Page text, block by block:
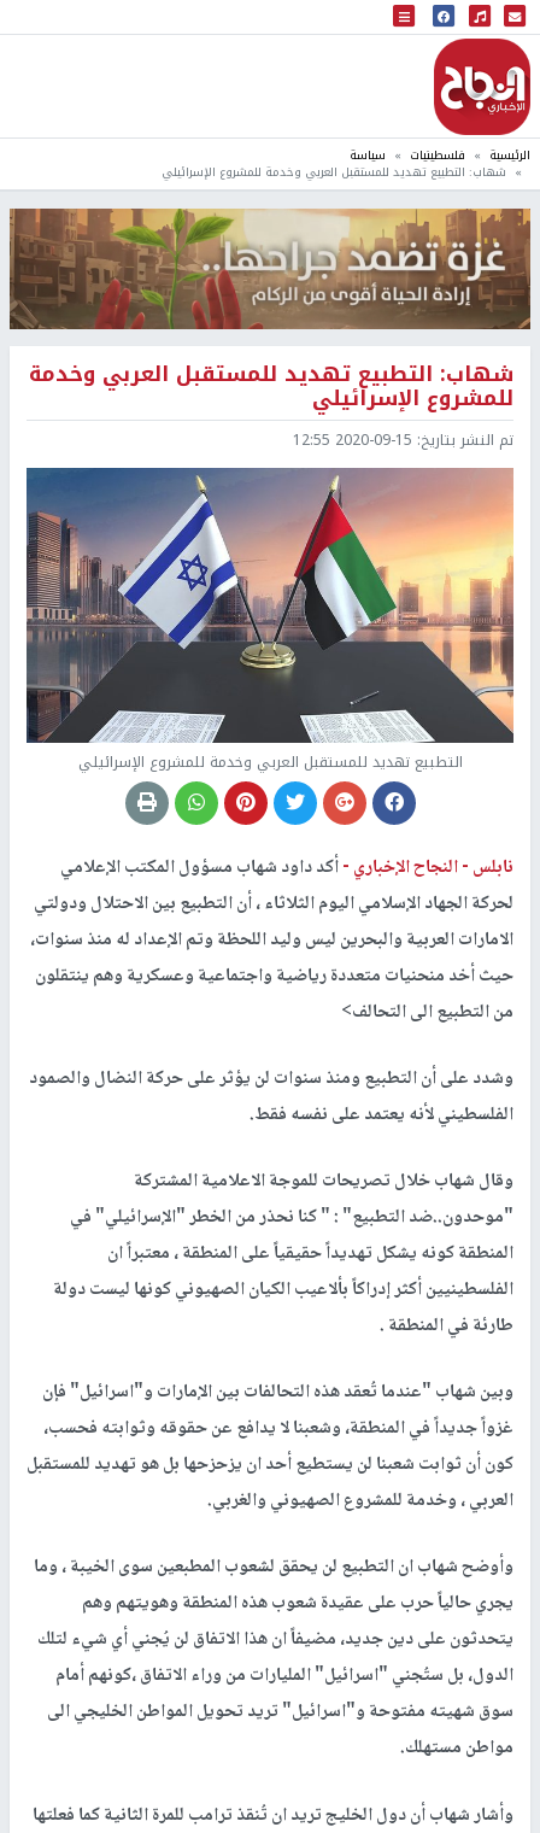
البث المباشر
إذاعة النجاح
الرئيسية فلسطينيات سياسة
شهاب: التطبيع تهديد للمستقبل العربي وخدمة للمشروع الإسرائيلي
شهاب: التطبيع تهديد للمستقبل العربي وخدمة
للمشروع الإسرائيلي
تم النشر بتاريخ: 2020-09-15 12:55
التطبيع تهديد للمستقبل العربي وخدمة للمشروع الإسرائيلي
نابلس -النجاح الإخباري -أكد داود شهاب مسؤول المكتب الإعلامي
لحركة الجهاد الإسلامي اليوم الثلاثاء ، أن التطبيع بين الاحتلال ودولتي
الامارات العربية والبحرين ليس وليد اللحظة وتم الإعداد له منذ سنوات،
حيث أخد منحنيات متعددة رياضية واجتماعية وعسكرية وهم ينتقلون
من التطبيع الى التحالف>
وشدد على أن التطبيع ومنذ سنوات لن يؤثر على حركة النضال والصمود
الفلسطيني لأنه يعتمد على نفسه فقط.
وقال شهاب خلال تصريحات للموجة الاعلامية المشتركة
"موحدون..ضد التطبيع" : " كنا نحذر من الخطر "الإسرائيلي" في
المنطقة كونه يشكل تهديداً حقيقياً على المنطقة ، معتبراً ان
الفلسطينيين أكثر إدراكاً بألاعيب الكيان الصهيوني كونها ليست دولة
طارئة في المنطقة .
وبين شهاب "عندما تُعقد هذه التحالفات بين الإمارات و"اسرائيل" فإن
غزواً جديداً في المنطقة، وشعبنا لا يدافع عن حقوقه وثوابته فحسب،
كون أن ثوابت شعبنا لن يستطيع أحد ان يزحزحها بل هو تهديد للمستقبل
العربي ، وخدمة للمشروع الصهيوني والغربي.
وأوضح شهاب ان التطبيع لن يحقق لشعوب المطبعين سوى الخيبة ، وما
يجري حالياً حرب على عقيدة شعوب هذه المنطقة وهويتهم وهم
يتحدثون على دين جديد، مضيفاً ان هذا الاتفاق لن يُجني أي شيء لتلك
الدول، بل ستُجني "اسرائيل" المليارات من وراء الاتفاق ،كونهم أمام
سوق شهيته مفتوحة و"اسرائيل" تريد تحويل المواطن الخليجي الى
مواطن مستهلك.
وأشار شهاب أن دول الخليج تريد ان تُنقذ ترامب للمرة الثانية كما فعلتها